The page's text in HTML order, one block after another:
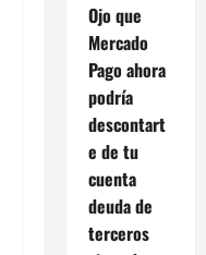
Ojo que
Mercado
Pago ahora
podría
descontart
e de tu
cuenta
deuda de
terceros